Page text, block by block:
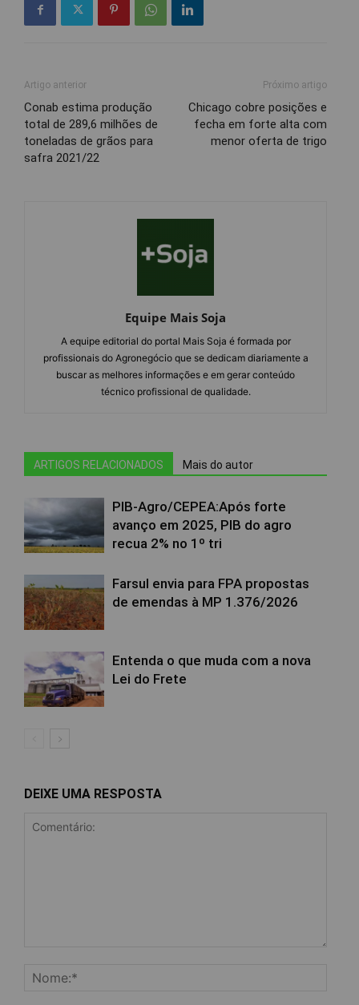
Artigo anterior
Conab estima produção
total de 289,6 milhões de
toneladas de grãos para
safra 2021/22
Próximo artigo
Chicago cobre posições e
fecha em forte alta com
menor oferta de trigo
Equipe Mais Soja
A equipe editorial do portal Mais Soja é formada por
profissionais do Agronegócio que se dedicam diariamente a
buscar as melhores informações e em gerar conteúdo
técnico profissional de qualidade.
ARTIGOS RELACIONADOS Mais do autor
PIB-Agro/CEPEA:Após forte
avanço em 2025, PIB do agro
recua 2% no 1º tri
Farsul envia para FPA propostas
de emendas à MP 1.376/2026
Entenda o que muda com a nova
Lei do Frete
DEIXE UMA RESPOSTA